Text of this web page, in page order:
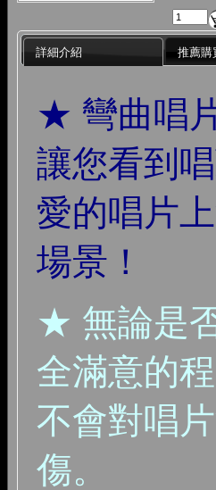
詳細介紹 推薦購
★ 彎曲唱
讓您看到
愛的唱片
場景！
★ 無論是
全滿意的
不會對唱
傷。